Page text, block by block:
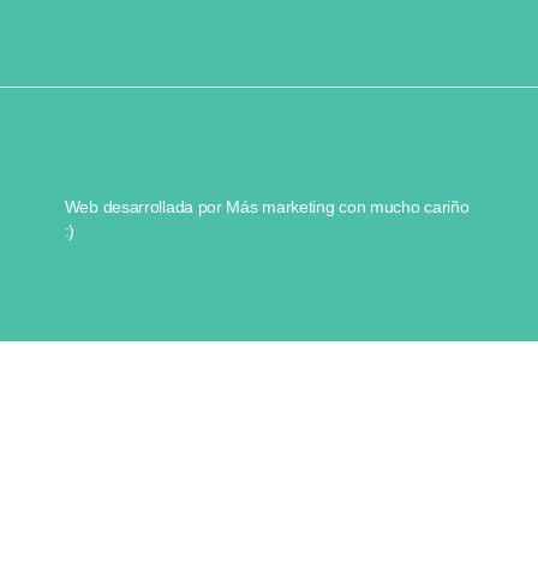
Web desarrollada por Más marketing con mucho cariño
:)